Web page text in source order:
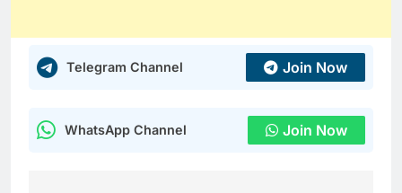
Telegram Channel Join Now
WhatsApp Channel Join Now